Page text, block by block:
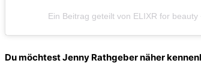
Ein Beitrag geteilt von ELIXR for
Du möchtest Jenny Rathgeber näher